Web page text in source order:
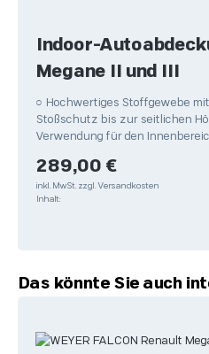
Indoor-
Megane II und III
○ Hochwertiges Stoffgewebe
Stoßschutz bis zur seitlichen
Verwendung für den
Regulärer Preis:
289,00 €
inkl. MwSt. zzgl. Versandkosten
Inhalt:
Produktgalerie überspringen
Das könnte Sie auch